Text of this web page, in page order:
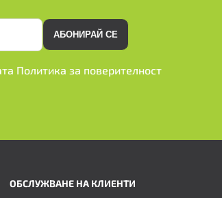
АБОНИРАЙ СЕ
Политика за поверителност
ОБСЛУЖВАНЕ НА КЛИЕНТИ